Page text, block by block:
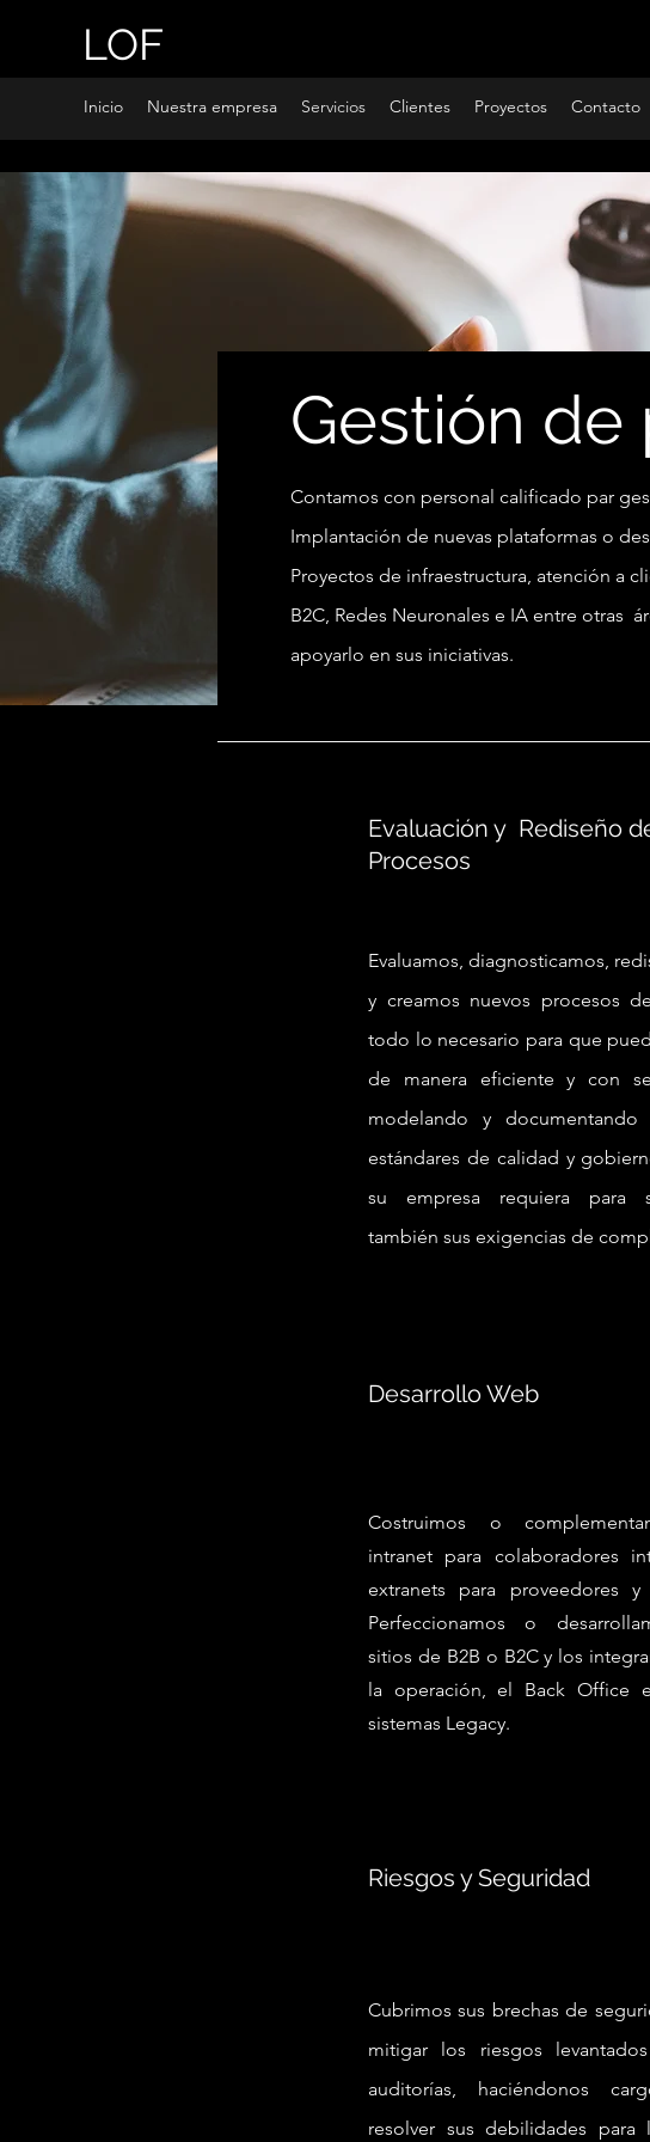
LOF
Inicio Nuestra empresa Servicios Clientes Proyectos Contacto
Gestión de
Contamos con personal calificado par
Implantación de nuevas plataformas o
Proyectos de infraestructura, atención a
B2C, Redes Neuronales e IA entre otras
apoyarlo en sus iniciativas.
Evaluación y Rediseño
Procesos
Evaluamos, diagnosticamos,
y creamos nuevos procesos
todo lo necesario para que
de manera eficiente y con
modelando y
estándares de calidad y
su empresa requiera para
también sus exigencias de
Desarrollo Web
Costruimos o
intranet para colaboradores
extranets para proveedores y
Perfeccionamos o
sitios de B2B o B2C y los
la operación, el Back Office
sistemas Legacy.
Riesgos y Seguridad
Cubrimos sus brechas de
mitigar los riesgos
auditorías, haciéndonos
resolver sus debilidades para